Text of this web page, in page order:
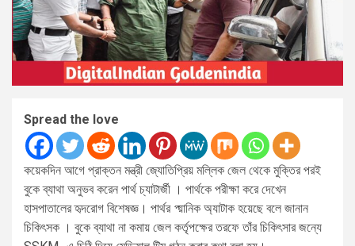
Spread the love
কয়েকদিন আগে প্রাক্তন মন্ত্রী জ্যোতিপ্রিয় মল্লিক জেল থেকে মুক্তির পরই
বুকে ব্যাথা অনুভব করেন পার্থ চ্যাটার্জী । পার্থকে পরীক্ষা করে দেখেন
হাসপাতালের হৃদরোগ বিশেষজ্ঞ। পার্থর প্য়ানিক অ্যাটাক হয়েছে বলে জানান
চিকিৎসক । বুকে ব্যাথা না কমায় জেল কর্তৃপক্ষের তরফে তাঁর চিকিৎসার জন্যে